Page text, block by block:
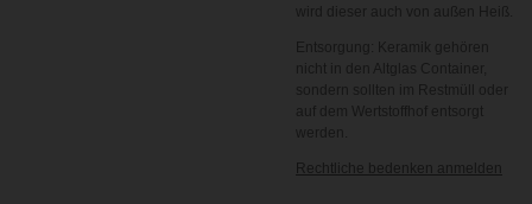
wird dieser auch von außen Heiß.
Entsorgung: Keramik gehören
nicht in den Altglas Container,
sondern sollten im Restmüll oder
auf dem Wertstoffhof entsorgt
werden.
Rechtliche bedenken anmelden